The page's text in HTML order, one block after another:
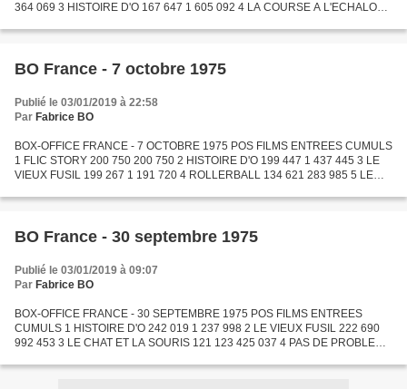
364 069 3 HISTOIRE D'O 167 647 1 605 092 4 LA COURSE A L'ECHALOTE
104 595...
BO France - 7 octobre 1975
Publié le 03/01/2019 à 22:58
Par Fabrice BO
BOX-OFFICE FRANCE - 7 OCTOBRE 1975 POS FILMS ENTREES CUMULS
1 FLIC STORY 200 750 200 750 2 HISTOIRE D'O 199 447 1 437 445 3 LE
VIEUX FUSIL 199 267 1 191 720 4 ROLLERBALL 134 621 283 985 5 LE
BO France - 30 septembre 1975
Publié le 03/01/2019 à 09:07
Par Fabrice BO
BOX-OFFICE FRANCE - 30 SEPTEMBRE 1975 POS FILMS ENTREES
CUMULS 1 HISTOIRE D'O 242 019 1 237 998 2 LE VIEUX FUSIL 222 690
992 453 3 LE CHAT ET LA SOURIS 121 123 425 037 4 PAS DE PROBLEME
PONT-AVEN...